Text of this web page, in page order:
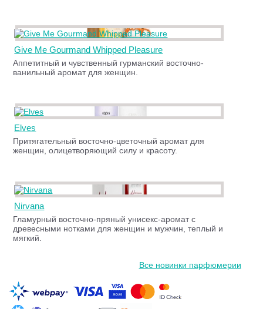
Give Me Gourmand Whipped Pleasure
Аппетитный и чувственный гурманский восточно-
ванильный аромат для женщин.
Elves
Притягательный восточно-цветочный аромат для
женщин, олицетворяющий силу и красоту.
Nirvana
Гламурный восточно-пряный унисекс-аромат с
древесными нотками для женщин и мужчин, теплый и
мягкий.
Все новинки парфюмерии